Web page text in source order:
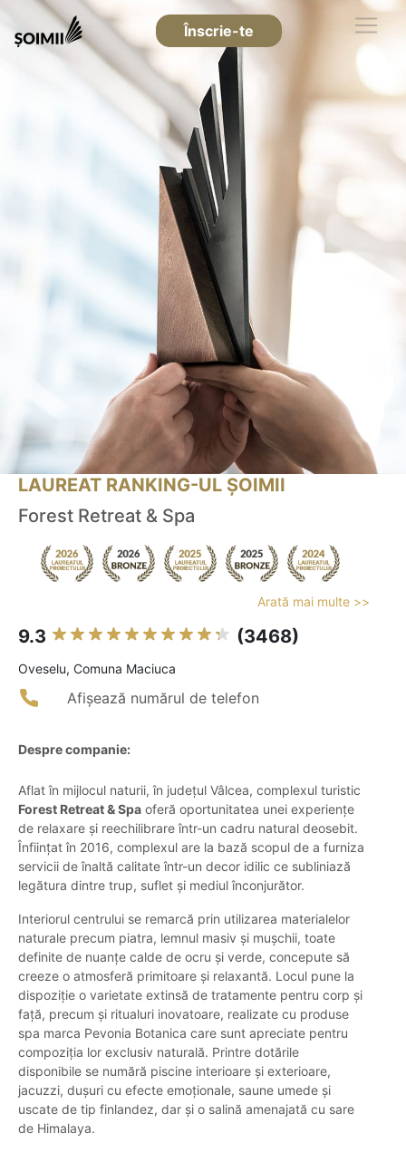
Înscrie-te
LAUREAT RANKING-UL ȘOIMII
Forest Retreat & Spa
Arată mai multe >>
9.3 (3468)
Oveselu, Comuna Maciuca
Afișează numărul de telefon
Despre companie:
Aflat în mijlocul naturii, în județul Vâlcea, complexul turistic
Forest Retreat & Spa oferă oportunitatea unei experiențe
de relaxare și reechilibrare într-un cadru natural deosebit.
Înființat în 2016, complexul are la bază scopul de a furniza
servicii de înaltă calitate într-un decor idilic ce subliniază
legătura dintre trup, suflet și mediul înconjurător.
Interiorul centrului se remarcă prin utilizarea materialelor
naturale precum piatra, lemnul masiv și mușchii, toate
definite de nuanțe calde de ocru și verde, concepute să
creeze o atmosferă primitoare și relaxantă. Locul pune la
dispoziție o varietate extinsă de tratamente pentru corp și
față, precum și ritualuri inovatoare, realizate cu produse
spa marca Pevonia Botanica care sunt apreciate pentru
compoziția lor exclusiv naturală. Printre dotările
disponibile se numără piscine interioare și exterioare,
jacuzzi, dușuri cu efecte emoționale, saune umede și
uscate de tip finlandez, dar și o salină amenajată cu sare
de Himalaya.